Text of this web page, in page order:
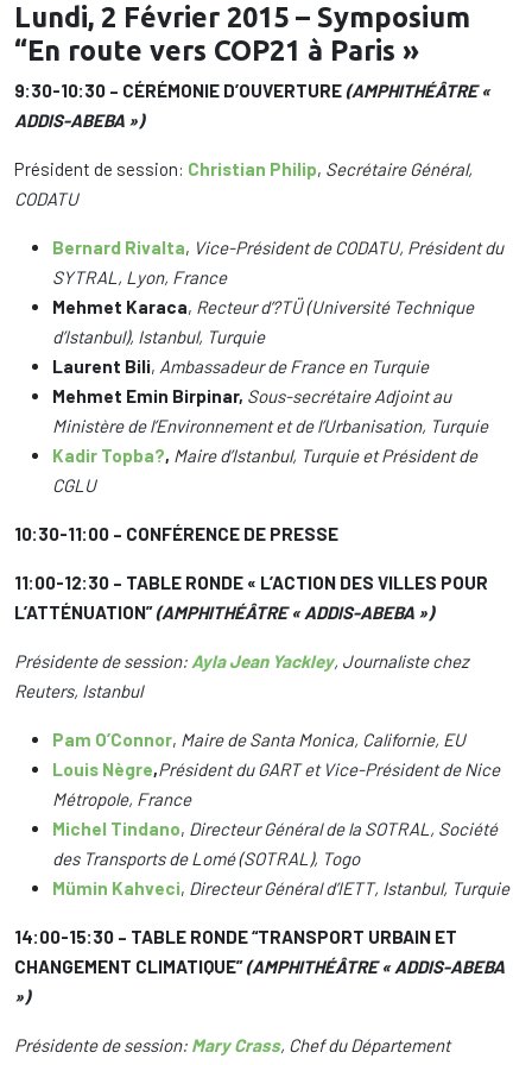
Lundi, 2 Février 2015 – Symposium
“En route vers COP21 à Paris »
9:30-10:30 – CÉRÉMONIE D’OUVERTURE(AMPHITHÉÂTRE «
ADDIS-ABEBA »)
Président de session: Christian Philip, Secrétaire Général,
CODATU
Bernard Rivalta, Vice-Président de CODATU, Président du
SYTRAL, Lyon, France
Mehmet Karaca, Recteur d’?TÜ (Université Technique
d’Istanbul), Istanbul, Turquie
Laurent Bili, Ambassadeur de France en Turquie
Mehmet Emin Birpinar, Sous-secrétaire Adjoint au
Ministère de l’Environnement et de l’Urbanisation, Turquie
Kadir Topba?, Maire d’Istanbul, Turquie et Président de
CGLU
10:30-11:00 – CONFÉRENCE DE PRESSE
11:00-12:30 – TABLE RONDE « L’ACTION DES VILLES POUR
L’ATTÉNUATION”(AMPHITHÉÂTRE « ADDIS-ABEBA »)
Présidente de session: Ayla Jean Yackley, Journaliste chez
Reuters, Istanbul
Pam O’Connor, Maire de Santa Monica, Californie, EU
Louis Nègre,Président du GART et Vice-Président de Nice
Métropole, France
Michel Tindano, Directeur Général de la SOTRAL, Société
des Transports de Lomé (SOTRAL), Togo
Mümin Kahveci, Directeur Général d’IETT, Istanbul, Turquie
14:00-15:30 – TABLE RONDE “TRANSPORT URBAIN ET
CHANGEMENT CLIMATIQUE”(AMPHITHÉÂTRE « ADDIS-ABEBA
»)
Présidente de session: Mary Crass, Chef du Département